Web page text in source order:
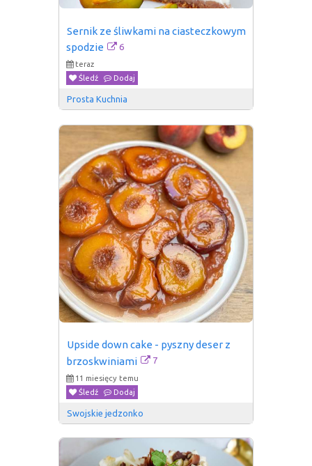
Sernik ze śliwkami na ciasteczkowym
spodzie
6
teraz
Śledź
Dodaj
Prosta Kuchnia
Upside down cake - pyszny deser z
brzoskwiniami
7
11 miesięcy temu
Śledź
Dodaj
Swojskie jedzonko